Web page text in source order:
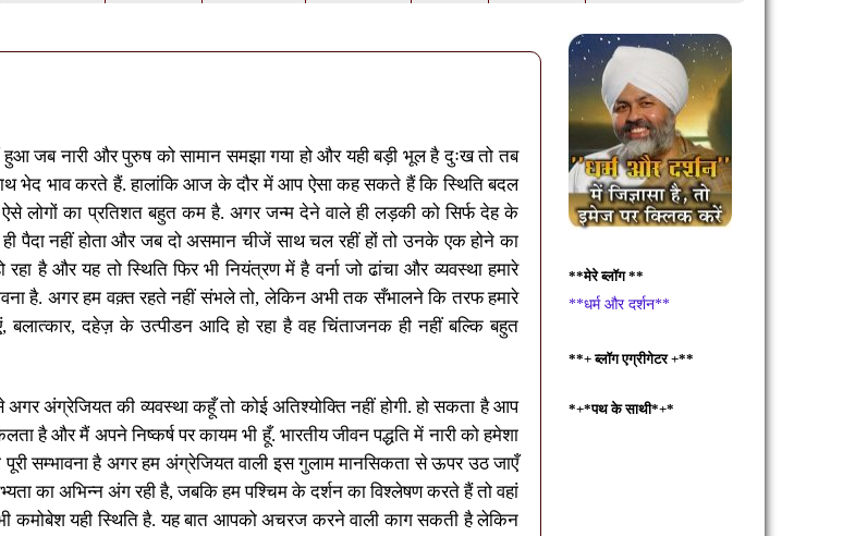
हुआ जब नारी और पुरुष को सामान समझा गया हो और यही बड़ी भूल है दुःख तो तब
भेद भाव करते हैं. हालांकि आज के दौर में आप ऐसा कह सकते हैं कि स्थिति बदल
लोगों का प्रतिशत बहुत कम है. अगर जन्म देने वाले ही लड़की को सिर्फ देह के
पैदा नहीं होता और जब दो असमान चीजें साथ चल रहीं हों तो उनके एक होने का
रहा है और यह तो स्थिति फिर भी नियंत्रण में है वर्ना जो ढांचा और व्यवस्था हमारे
है. अगर हम वक़्त रहते नहीं संभले तो, लेकिन अभी तक सँभालने कि तरफ हमारे
,बलात्कार,दहेज़ के उत्पीडन आदि हो रहा है वह चिंताजनक ही नहीं बल्कि बहुत
अंग्रेजियत की व्यवस्था कहूँ तो कोई अतिश्योक्ति नहीं होगी. हो सकता है आप
है और मैं अपने निष्कर्ष पर कायम भी हूँ. भारतीय जीवन पद्धति में नारी को हमेशा
सम्भावना है अगर हम अंग्रेजियत वाली इस गुलाम मानसिकता से ऊपर उठ जाएँ
का अभिन्न अंग रही है,जबकि हम पश्चिम के दर्शन का विश्लेषण करते हैं तो वहां
कमोबेश यही स्थिति है. यह बात आपको अचरज करने वाली काग सकती है लेकिन
**मेरे ब्लॉग **
**धर्म और दर्शन**
**+ ब्लॉग एग्रीगेटर +**
*+*पथ के साथी*+*